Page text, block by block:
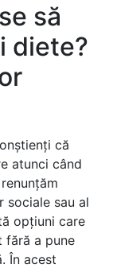
să
diete?
că
atunci când
sociale sau al
opțiuni care
fără a pune
În acest